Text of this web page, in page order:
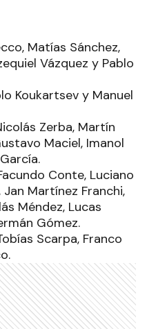
Matías Sánchez,
Vázquez y Pablo
Koukartsev y Manuel
Zerba, Martín
Maciel, Imanol
Conte, Luciano
Martínez Franchi,
Méndez, Lucas
Gómez.
Scarpa, Franco